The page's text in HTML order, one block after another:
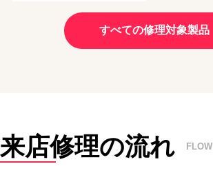
すべての修理対象製品
来店修理の流れ FLOW